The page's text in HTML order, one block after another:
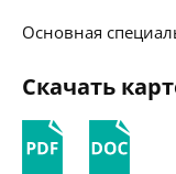
Основная
Скачать